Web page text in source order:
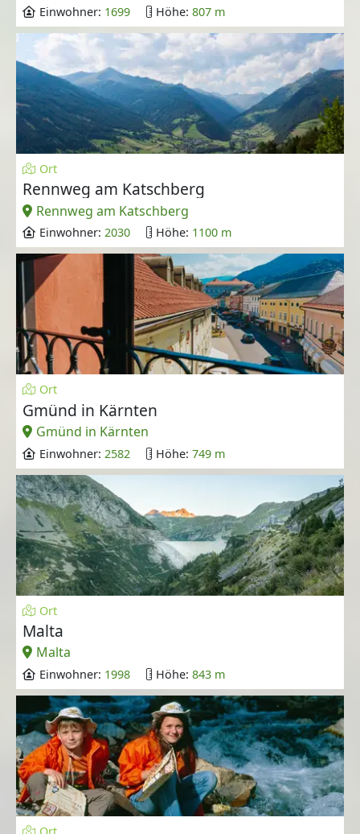
Einwohner: 1699 Höhe: 807 m
Ort
Rennweg am Katschberg
Rennweg am Katschberg
Einwohner: 2030 Höhe: 1100 m
Ort
Gmünd in Kärnten
Gmünd in Kärnten
Einwohner: 2582 Höhe: 749 m
Ort
Malta
Malta
Einwohner: 1998 Höhe: 843 m